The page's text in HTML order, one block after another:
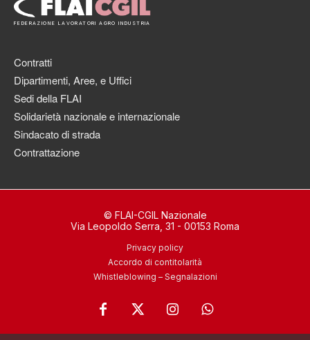
FEDERAZIONE LAVORATORI AGRO INDUSTRIA
Contratti
Dipartimenti, Aree, e Uffici
Sedi della FLAI
Solidarietà nazionale e internazionale
Sindacato di strada
Contrattazione
© FLAI-CGIL Nazionale
Via Leopoldo Serra, 31 - 00153 Roma
Privacy policy
Accordo di contitolarità
Whistleblowing – Segnalazioni